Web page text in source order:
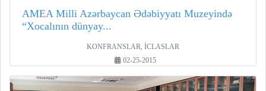
AMEA Milli Azərbaycan Ədəbiyyatı Muzeyində
“Xocalının dünyay...
KONFRANSLAR, İCLASLAR
02-25-2015